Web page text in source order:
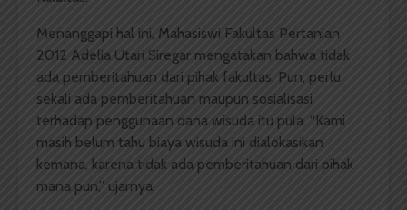
Menanggapi hal ini, Mahasiswi Fakultas Pertanian
2012 Adelia Utari Siregar mengatakan bahwa tidak
ada pemberitahuan dari pihak fakultas. Pun, perlu
sekali ada pemberitahuan maupun sosialisasi
terhadap penggunaan dana wisuda itu pula. “Kami
masih belum tahu biaya wisuda ini dialokasikan
kemana, karena tidak ada pemberitahuan dari pihak
mana pun,” ujarnya.